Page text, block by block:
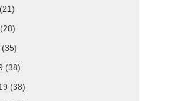
(21)
(28)
(35)
(38)
(38)